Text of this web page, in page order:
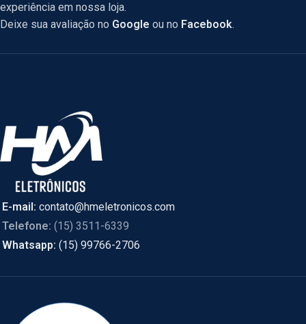
experiência em nossa loja.
Deixe sua avaliação no Google ou no Facebook.
E-mail: contato@hmeletronicos.com
Telefone: (15) 3511-6339
Whatsapp: (15) 99766-2706